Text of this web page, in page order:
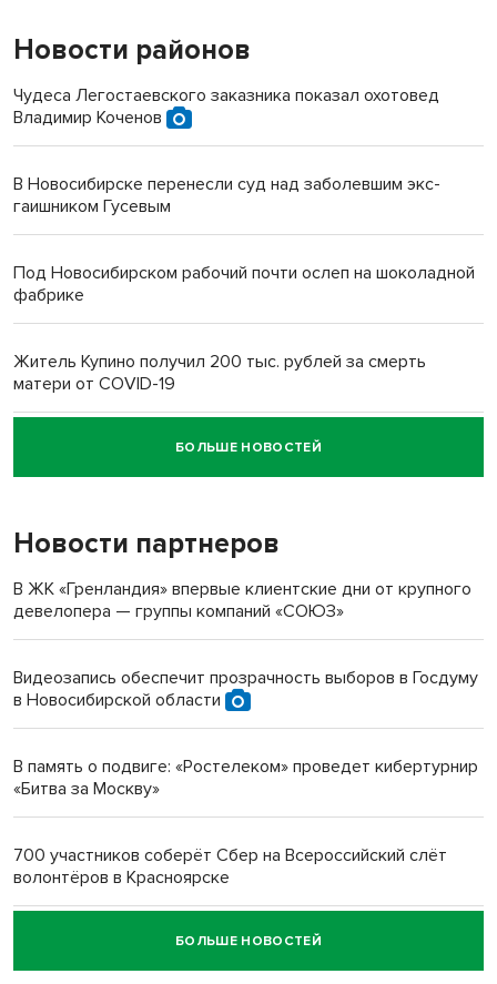
Новости районов
Чудеса Легостаевского заказника показал охотовед
Владимир Коченов
В Новосибирске перенесли суд над заболевшим экс-
гаишником Гусевым
Под Новосибирском рабочий почти ослеп на шоколадной
фабрике
Житель Купино получил 200 тыс. рублей за смерть
матери от COVID-19
Новосибирский суд наказал водителя за смерть
пенсионерки на вокзале
«Мы живём на пастбище!»: в новосибирском селе лошади
терроризируют жителей
Новосибирский преподаватель с женой вошли в топ-16
БОЛЬШЕ НОВОСТЕЙ
Новости партнеров
В ЖК «Гренландия» впервые клиентские дни от крупного
девелопера — группы компаний «СОЮЗ»
Видеозапись обеспечит прозрачность выборов в Госдуму
в Новосибирской области
В память о подвиге: «Ростелеком» проведет кибертурнир
«Битва за Москву»
700 участников соберёт Сбер на Всероссийский слёт
волонтёров в Красноярске
Честный выбор: видеонаблюдение обеспечит
объективность результатов ЕДГ в Новосибирской
БОЛЬШЕ НОВОСТЕЙ